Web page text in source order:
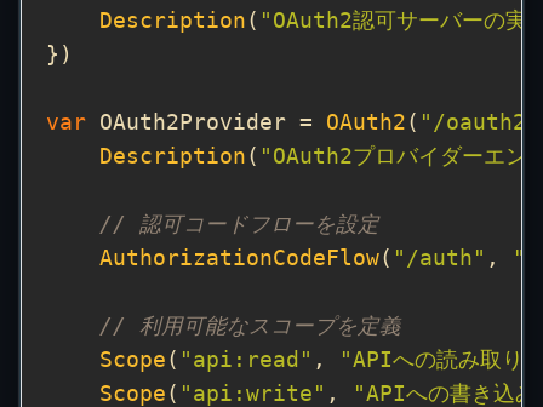
Description ( "OAuth2認可サーバーの実
var OAuth2Provider = OAuth2 ( "/
Description ( "OAuth2プロバイダーエン
// 認可コードフローを設定
AuthorizationCodeFlow( "/auth" , "/
// 利用可能なスコープを定義
Scope ( "api:read" ,
"APIへの読み取り
Scope ( "api:write" ,
"APIへの書き込